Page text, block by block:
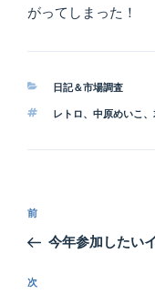
がってしまった！
カ
ゴ
ー
日記＆市場調査
タ
レトロ、 中原めいこ 、
投
ナ
ビ
前
の
稿
前
今年参加したい
次
次